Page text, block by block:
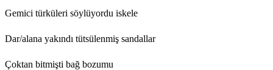
Gemici türküleri söylüyordu iskele
Dar/alana yakındı tütsülenmiş sandallar
Çoktan bitmişti bağ bozumu